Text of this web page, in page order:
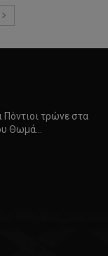
Πόντιοι τρώνε στα
Θωμά…